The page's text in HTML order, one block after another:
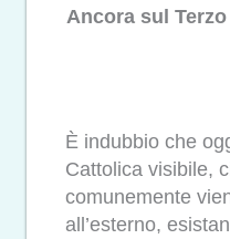
Ancora sul
È indubbio che
Cattolica visibile,
comunemente
all’esterno,